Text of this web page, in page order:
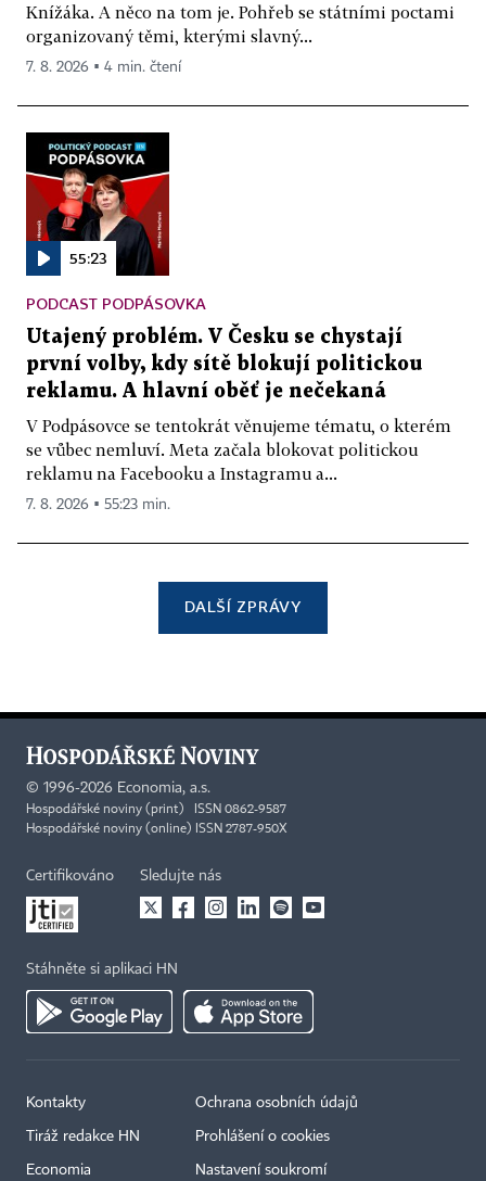
Knížáka. A něco na tom je. Pohřeb se státními poctami
organizovaný těmi, kterými slavný...
7. 8. 2026 ▪ 4 min. čtení
55:23
PODCAST PODPÁSOVKA
Utajený problém. V Česku se chystají
první volby, kdy sítě blokují politickou
reklamu. A hlavní oběť je nečekaná
V Podpásovce se tentokrát věnujeme tématu, o kterém
se vůbec nemluví. Meta začala blokovat politickou
reklamu na Facebooku a Instagramu a...
7. 8. 2026 ▪ 55:23 min.
DALŠÍ ZPRÁVY
© 1996-2026 Economia, a.s.
Hospodářské noviny (print) ISSN 0862-9587
Hospodářské noviny (online) ISSN 2787-950X
Certifikováno Sledujte nás
Stáhněte si aplikaci HN
Kontakty
Tiráž redakce HN
Economia
Ochrana osobních údajů
Prohlášení o cookies
Nastavení soukromí